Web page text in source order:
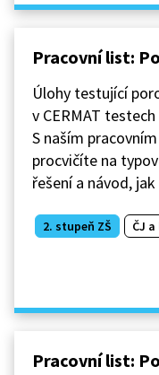
Pracovní list:
Úlohy testující
v CERMAT
S naším
procvičíte na
řešení a návod,
2. stupeň ZŠ ČJ
Pracovní list: